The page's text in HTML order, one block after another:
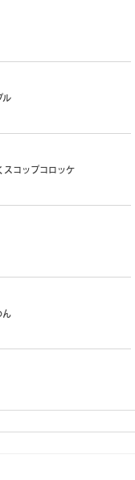
ル
スコップコロッケ
ん